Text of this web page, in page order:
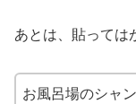
あとは、貼っては
お風呂場のシャ